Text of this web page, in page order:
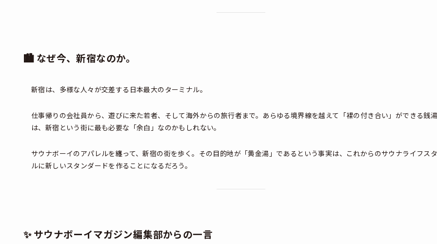
🏙️ なぜ今、新宿なのか。
新宿は、多様な人々が交差する日本最大のターミナル。
仕事帰りの会社員から、遊びに来た若者、そして海外からの旅行者まで。あらゆる境界線を越えて「裸の付き合い」ができる銭
は、新宿という街に最も必要な「余白」なのかもしれない。
サウナボーイのアパレルを纏って、新宿の街を歩く。その目的地が「黄金湯」であるという事実は、これからのサウナライフス
ルに新しいスタンダードを作ることになるだろう。
✨ サウナボーイマガジン編集部からの一言